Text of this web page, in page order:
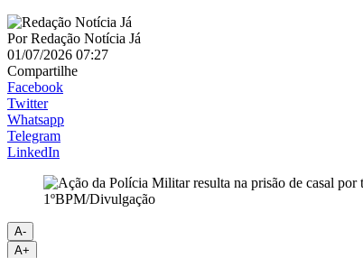
PorRedação Notícia Já
01/07/2026 07:27
Compartilhe
Facebook
Twitter
Whatsapp
Telegram
LinkedIn
1ºBPM/Divulgação
A-
A+